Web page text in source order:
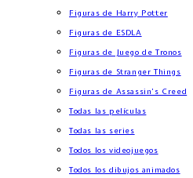
Figuras de Harry Potter
Figuras de ESDLA
Figuras de Juego de Tronos
Figuras de Stranger Things
Figuras de Assassin’s Creed
Todas las películas
Todas las series
Todos los videojuegos
Todos los dibujos animados